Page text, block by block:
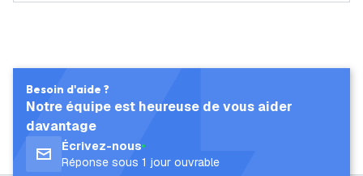
Besoin d'aide ?
Notre équipe est heureuse de vous aider
davantage
Écrivez-nous
Réponse sous 1 jour ouvrable